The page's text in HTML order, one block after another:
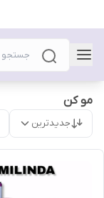
مو کن
جدیدترین